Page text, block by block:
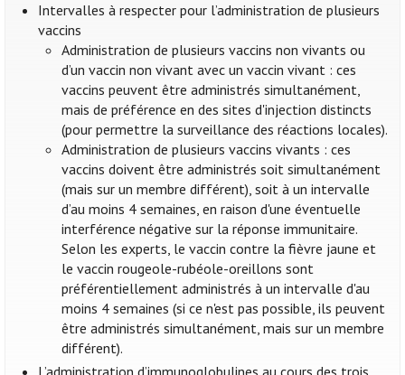
Intervalles à respecter pour l’administration de plusieurs
vaccins
Administration de plusieurs vaccins non vivants ou
d’un vaccin non vivant avec un vaccin vivant : ces
vaccins peuvent être administrés simultanément,
mais de préférence en des sites d'injection distincts
(pour permettre la surveillance des réactions locales).
Administration de plusieurs vaccins vivants : ces
vaccins doivent être administrés soit simultanément
(mais sur un membre différent), soit à un intervalle
d’au moins 4 semaines, en raison d'une éventuelle
interférence négative sur la réponse immunitaire.
Selon les experts, le vaccin contre la fièvre jaune et
le vaccin rougeole-rubéole-oreillons sont
préférentiellement administrés à un intervalle d'au
moins 4 semaines (si ce n'est pas possible, ils peuvent
être administrés simultanément, mais sur un membre
différent).